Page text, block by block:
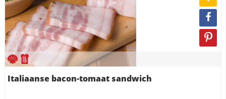
Italiaanse bacon-tomaat sandwich